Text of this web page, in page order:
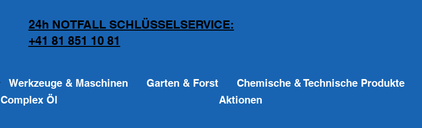
24h NOTFALL SCHLÜSSELSERVICE:
+41 81 851 10 81
Werkzeuge & Maschinen Garten & Forst
Chemische & Technische Produkte
Complex Öl Aktionen